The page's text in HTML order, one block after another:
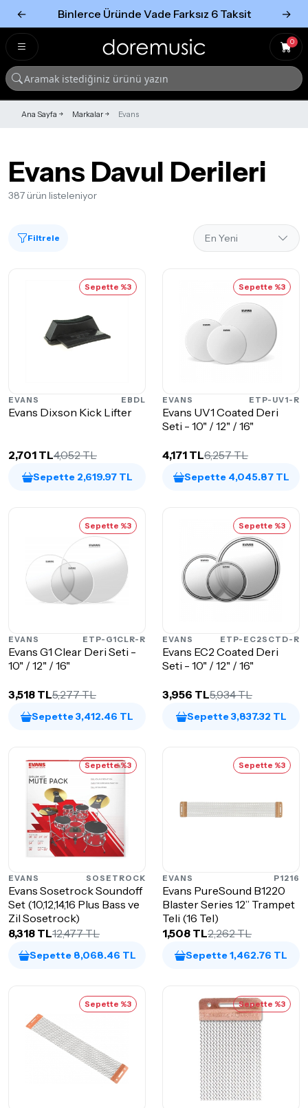
← Binlerce Üründe Vade Farksız 6 Taksit →
0
Ana Sayfa Markalar Evans
Evans Davul Derileri
387 ürün listeleniyor
Filtrele
Sepette %3
EVANS EBDL
Evans Dixson Kick Lifter
2,701 TL4,052 TL
Sepette 2,619.97 TL
Sepette %3
EVANS ETP-UV1-R
Evans UV1 Coated Deri
Seti - 10" / 12" / 16"
4,171 TL6,257 TL
Sepette 4,045.87 TL
Sepette %3
EVANS ETP-G1CLR-R
Evans G1 Clear Deri Seti -
10" / 12" / 16"
3,518 TL5,277 TL
Sepette 3,412.46 TL
Sepette %3
EVANS ETP-EC2SCTD-R
Evans EC2 Coated Deri
Seti - 10" / 12" / 16"
3,956 TL5,934 TL
Sepette 3,837.32 TL
Sepette %3
EVANS SOSETROCK
Evans Sosetrock Soundoff
Set (10,12,14,16 Plus Bass ve
Zil Sosetrock)
8,318 TL12,477 TL
Sepette 8,068.46 TL
Sepette %3
EVANS P1216
Evans PureSound B1220
Blaster Series 12” Trampet
Teli (16 Tel)
1,508 TL2,262 TL
Sepette 1,462.76 TL
Sepette %3 Sepette %3
Tümünü Gör
Tümünü gör